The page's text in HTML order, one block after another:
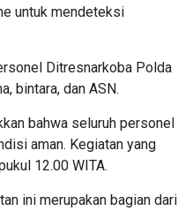
untuk mendeteksi
Ditresnarkoba Polda
bintara, dan ASN.
bahwa seluruh personel
aman. Kegiatan yang
12.00 WITA.
ini merupakan bagian dari